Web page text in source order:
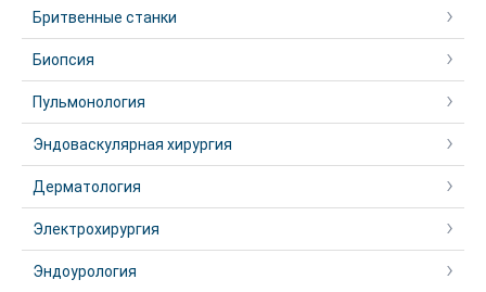
Бритвенные станки
Биопсия
Пульмонология
Эндоваскулярная хирургия
Дерматология
Электрохирургия
Эндоурология